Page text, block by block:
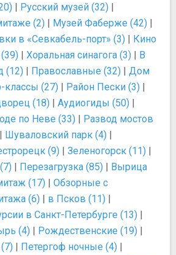
| Русский музей (32) |
(2) | Музей Фаберже (42) |
в «Севкабель-порт» (3) | Кино
| Хоральная синагога (3) | В
(12) | Православные (32) | Дом
классы (27) | Район Пески (3) |
(18) | Аудиогиды (50) |
по Неве (33) | Развод мостов
| Шуваловский парк (4) |
(9) | Зеленогорск (11) |
| Перезагрузка (85) | Вырица
(17) | Обзорные с
(6) | в Псков (11) |
в Санкт-Петербурге (13) |
(4) | Рождественские (19) |
| Петергоф ночные (4) |